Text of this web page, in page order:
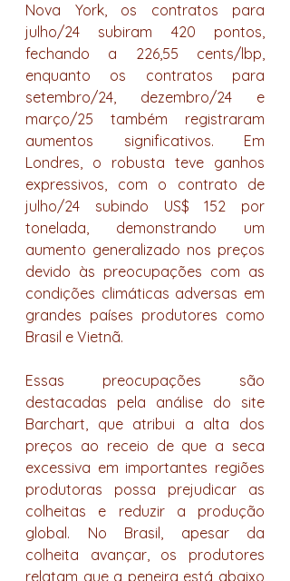
Nova York, os contratos para
julho/24 subiram 420 pontos,
fechando a 226,55 cents/lbp,
enquanto os contratos para
setembro/24, dezembro/24 e
março/25 também registraram
aumentos significativos. Em
Londres, o robusta teve ganhos
expressivos, com o contrato de
julho/24 subindo US$ 152 por
tonelada, demonstrando um
aumento generalizado nos preços
devido às preocupações com as
condições climáticas adversas em
grandes países produtores como
Brasil e Vietnã.
Essas preocupações são
destacadas pela análise do site
Barchart, que atribui a alta dos
preços ao receio de que a seca
excessiva em importantes regiões
produtoras possa prejudicar as
colheitas e reduzir a produção
global. No Brasil, apesar da
colheita avançar, os produtores
relatam que a peneira está abaixo